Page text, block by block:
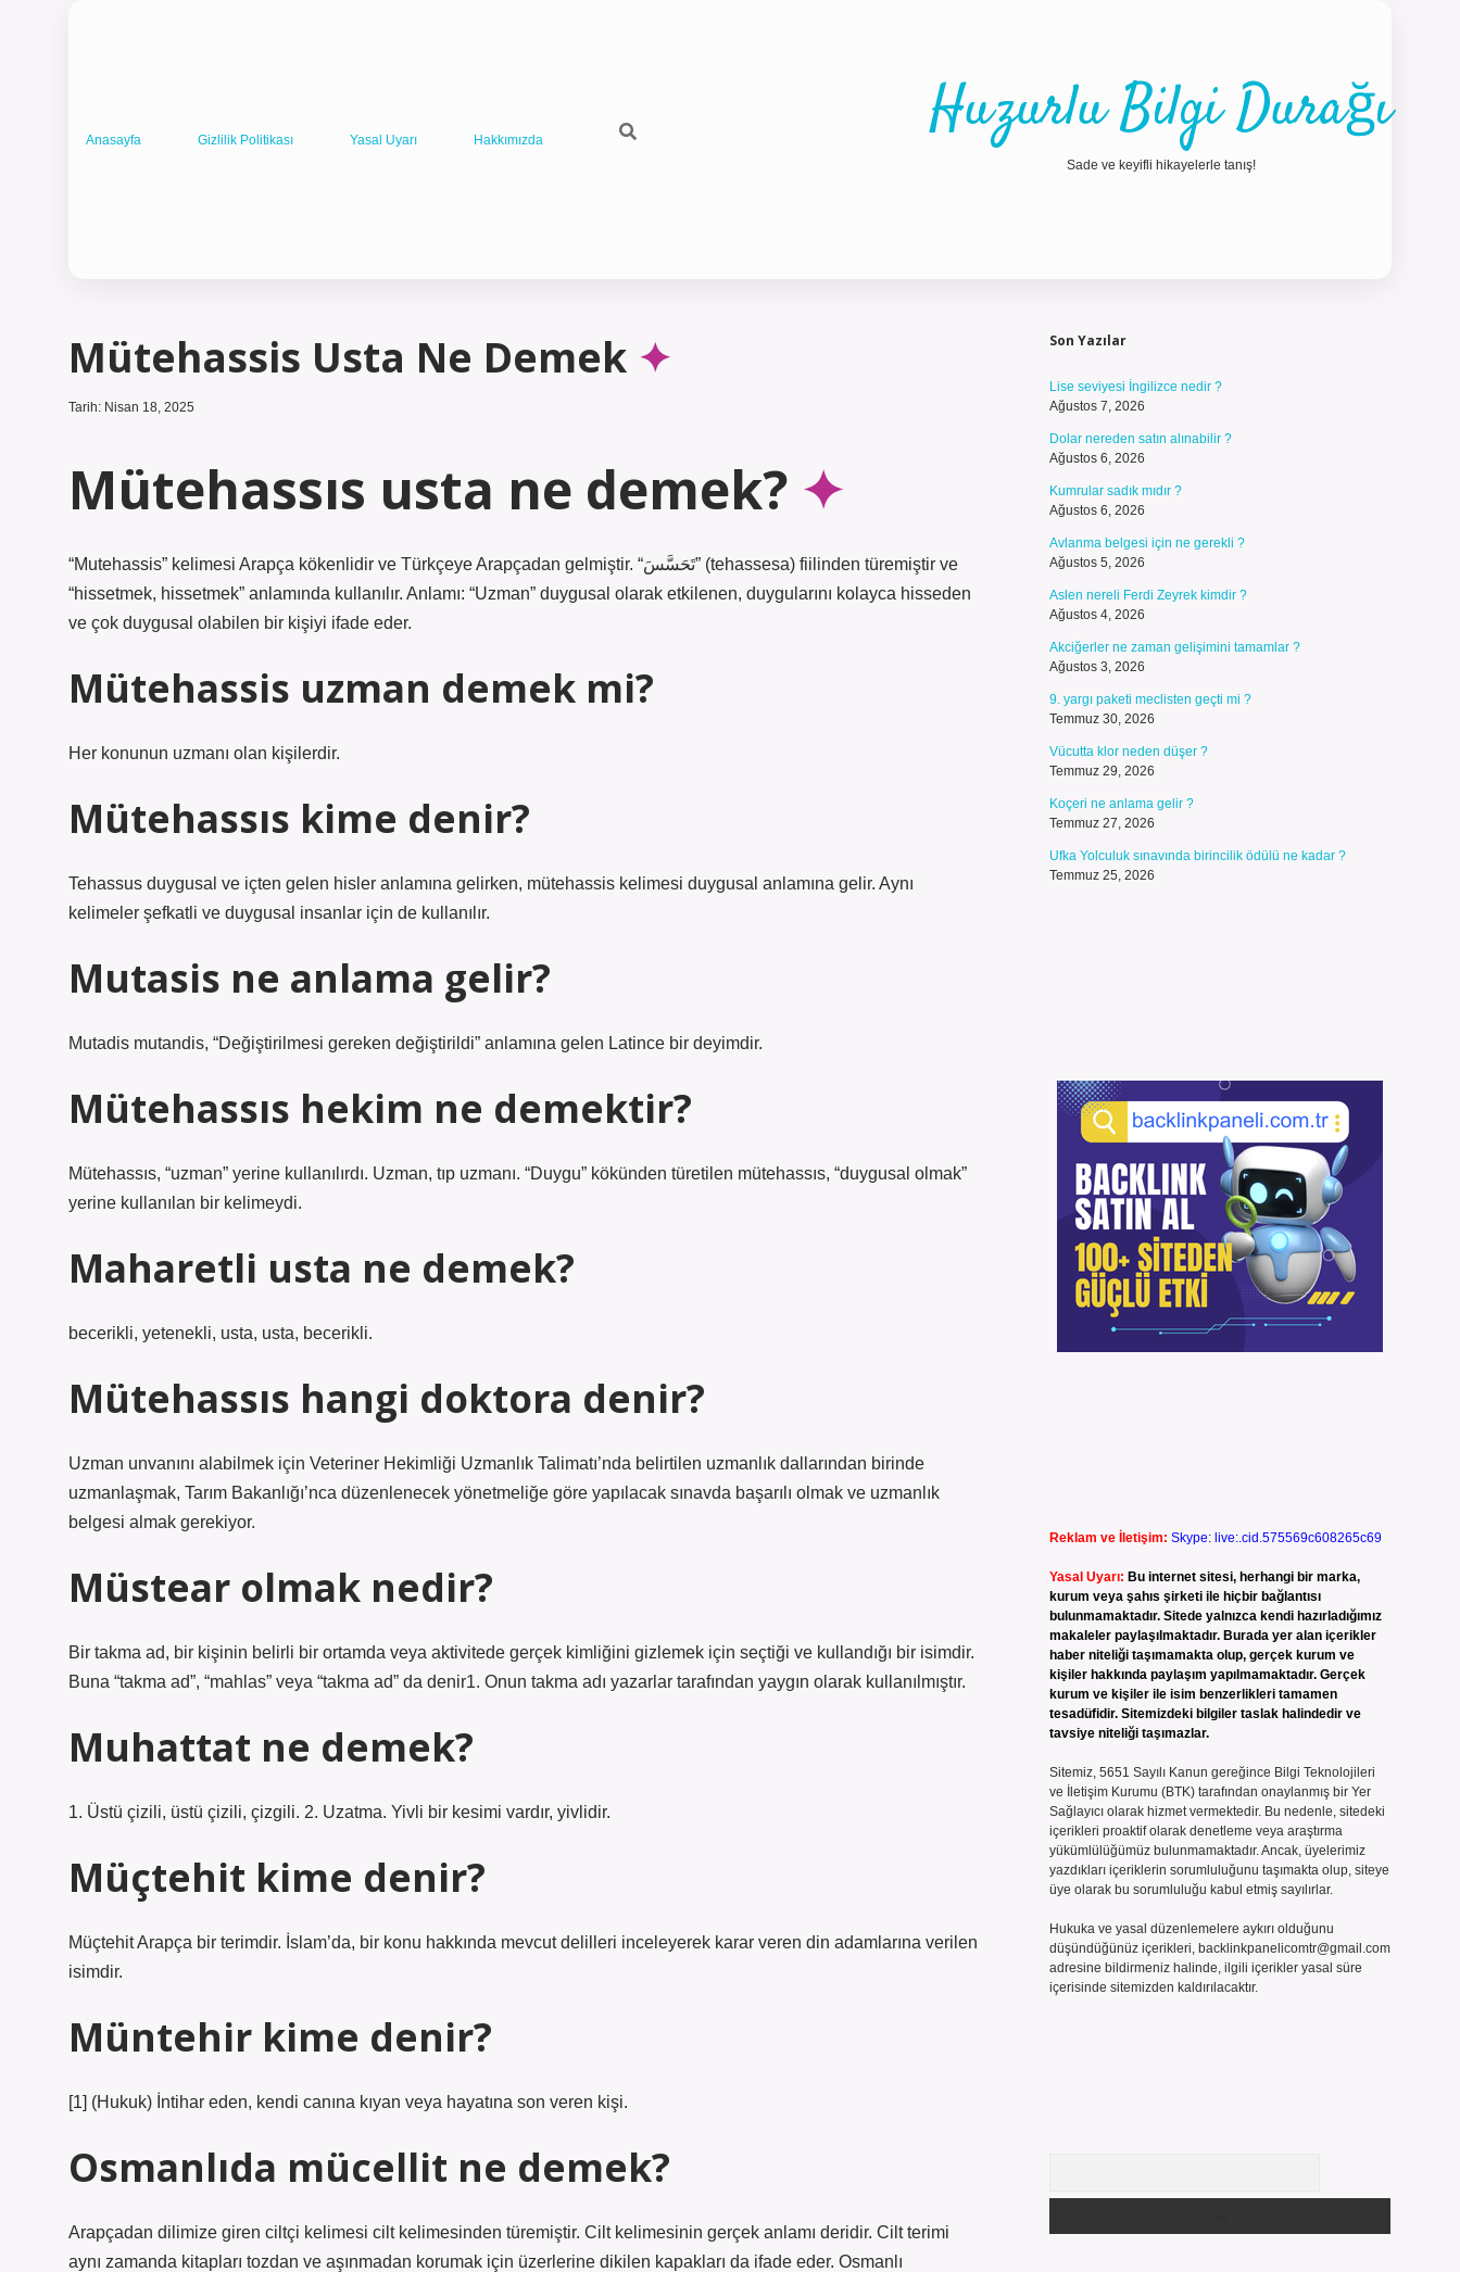
Anasayfa Gizlilik Politikası Yasal Uyarı Hakkımızda Huzurlu Bilgi Durağı
Sade ve keyifli hikayelerle tanış!
Mütehassis Usta Ne Demek
Tarih: Nisan 18, 2025
Mütehassıs usta ne demek?
“Mutehassis” kelimesi Arapça kökenlidir ve Türkçeye Arapçadan gelmiştir. “تَحَسَّسَ” (tehassesa) fiilinden türemiştir ve
“hissetmek, hissetmek” anlamında kullanılır. Anlamı: “Uzman” duygusal olarak etkilenen, duygularını kolayca hisseden
ve çok duygusal olabilen bir kişiyi ifade eder.
Mütehassis uzman demek mi?
Her konunun uzmanı olan kişilerdir.
Mütehassıs kime denir?
Tehassus duygusal ve içten gelen hisler anlamına gelirken, mütehassis kelimesi duygusal anlamına gelir. Aynı
kelimeler şefkatli ve duygusal insanlar için de kullanılır.
Mutasis ne anlama gelir?
Mutadis mutandis, “Değiştirilmesi gereken değiştirildi” anlamına gelen Latince bir deyimdir.
Mütehassıs hekim ne demektir?
Mütehassıs, “uzman” yerine kullanılırdı. Uzman, tıp uzmanı. “Duygu” kökünden türetilen mütehassıs, “duygusal olmak”
yerine kullanılan bir kelimeydi.
Maharetli usta ne demek?
becerikli, yetenekli, usta, usta, becerikli.
Mütehassıs hangi doktora denir?
Uzman unvanını alabilmek için Veteriner Hekimliği Uzmanlık Talimatı’nda belirtilen uzmanlık dallarından birinde
uzmanlaşmak, Tarım Bakanlığı’nca düzenlenecek yönetmeliğe göre yapılacak sınavda başarılı olmak ve uzmanlık
belgesi almak gerekiyor.
Müstear olmak nedir?
Bir takma ad, bir kişinin belirli bir ortamda veya aktivitede gerçek kimliğini gizlemek için seçtiği ve kullandığı bir isimdir.
Buna “takma ad”, “mahlas” veya “takma ad” da denir1. Onun takma adı yazarlar tarafından yaygın olarak kullanılmıştır.
Muhattat ne demek?
1. Üstü çizili, üstü çizili, çizgili. 2. Uzatma. Yivli bir kesimi vardır, yivlidir.
Müçtehit kime denir?
Müçtehit Arapça bir terimdir. İslam’da, bir konu hakkında mevcut delilleri inceleyerek karar veren din adamlarına verilen
isimdir.
Müntehir kime denir?
[1] (Hukuk) İntihar eden, kendi canına kıyan veya hayatına son veren kişi.
Osmanlıda mücellit ne demek?
Arapçadan dilimize giren ciltçi kelimesi cilt kelimesinden türemiştir. Cilt kelimesinin gerçek anlamı deridir. Cilt terimi
aynı zamanda kitapları tozdan ve aşınmadan korumak için üzerlerine dikilen kapakları da ifade eder. Osmanlı
Son Yazılar
Lise seviyesi İngilizce nedir ?
Ağustos 7, 2026
Dolar nereden satın alınabilir ?
Ağustos 6, 2026
Kumrular sadık mıdır ?
Ağustos 6, 2026
Avlanma belgesi için ne gerekli ?
Ağustos 5, 2026
Aslen nereli Ferdi Zeyrek kimdir ?
Ağustos 4, 2026
Akciğerler ne zaman gelişimini tamamlar ?
Ağustos 3, 2026
9. yargı paketi meclisten geçti mi ?
Temmuz 30, 2026
Vücutta klor neden düşer ?
Temmuz 29, 2026
Koçeri ne anlama gelir ?
Temmuz 27, 2026
Ufka Yolculuk sınavında birincilik ödülü ne kadar ?
Temmuz 25, 2026
Reklam ve İletişim: Skype: live:.cid.575569c608265c69
Yasal Uyarı: Bu internet sitesi, herhangi bir marka,
kurum veya şahıs şirketi ile hiçbir bağlantısı
bulunmamaktadır. Sitede yalnızca kendi hazırladığımız
makaleler paylaşılmaktadır. Burada yer alan içerikler
haber niteliği taşımamakta olup, gerçek kurum ve
kişiler hakkında paylaşım yapılmamaktadır. Gerçek
kurum ve kişiler ile isim benzerlikleri tamamen
tesadüfidir. Sitemizdeki bilgiler taslak halindedir ve
tavsiye niteliği taşımazlar.
Sitemiz, 5651 Sayılı Kanun gereğince Bilgi Teknolojileri
ve İletişim Kurumu (BTK) tarafından onaylanmış bir Yer
Sağlayıcı olarak hizmet vermektedir. Bu nedenle, sitedeki
içerikleri proaktif olarak denetleme veya araştırma
yükümlülüğümüz bulunmamaktadır. Ancak, üyelerimiz
yazdıkları içeriklerin sorumluluğunu taşımakta olup, siteye
üye olarak bu sorumluluğu kabul etmiş sayılırlar.
Hukuka ve yasal düzenlemelere aykırı olduğunu
düşündüğünüz içerikleri, backlinkpanelicomtr@gmail.com
adresine bildirmeniz halinde, ilgili içerikler yasal süre
içerisinde sitemizden kaldırılacaktır.